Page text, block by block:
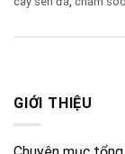
GIỚI THIỆU